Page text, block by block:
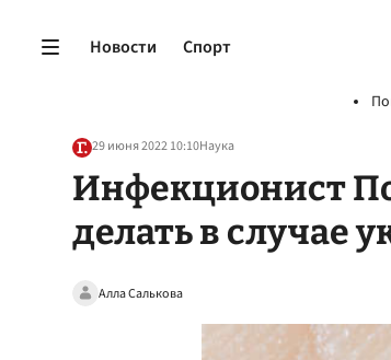
Новости Спорт
29 июня 2022 10:10Наука
Инфекционист
делать в случае
Алла Салькова